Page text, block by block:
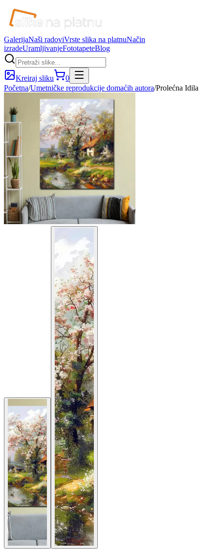
GalerijaNaši radoviVrste slika na platnuNačin
izradeUramljivanjeFototapeteBlog
Kreiraj sliku
0
Početna/Umetničke reprodukcije domaćih autora/Prolećna Idila